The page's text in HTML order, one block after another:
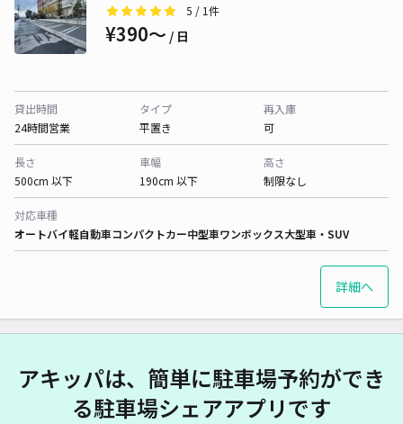
5 / 1件
¥390〜 / 日
貸出時間
24時間営業
タイプ
平置き
再入庫
可
長さ
500cm 以下
車幅
190cm 以下
高さ
制限なし
対応車種
オートバイ軽自動車コンパクトカー中型車ワンボックス大型車・SUV
詳細へ
アキッパは、簡単に駐車場予約ができ
る駐車場シェアアプリです